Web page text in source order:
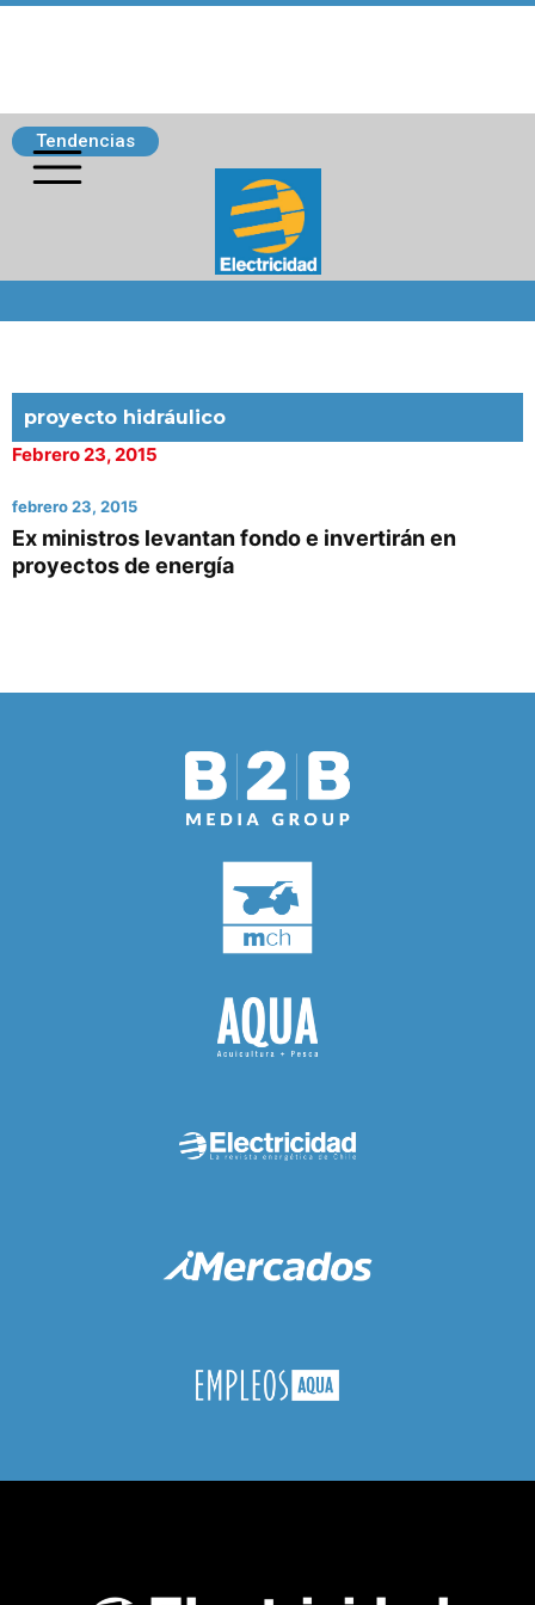
Tendencias
proyecto hidráulico
Febrero 23, 2015
febrero 23, 2015
Ex ministros levantan fondo e invertirán en
proyectos de energía